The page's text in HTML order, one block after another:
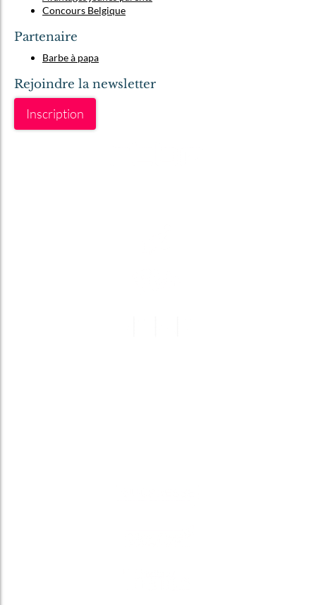
Concours Belgique
Partenaire
Barbe à papa
Rejoindre la newsletter
Inscription